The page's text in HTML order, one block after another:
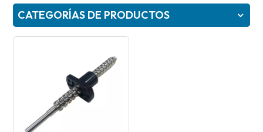
CATEGORÍAS DE PRODUCTOS